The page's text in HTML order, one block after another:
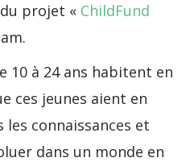
projet « ChildFund
10 à 24 ans habitent en
ces jeunes aient en
connaissances et
dans un monde en